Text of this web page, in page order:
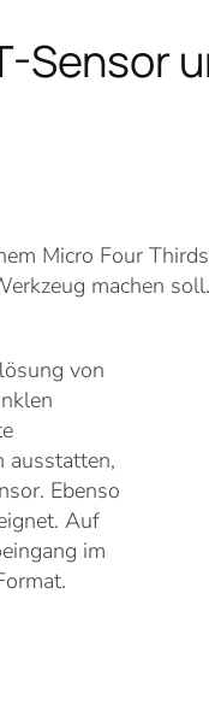
Sensor
Micro Four
machen soll.
von
ausstatten,
Ebenso
Auf
im